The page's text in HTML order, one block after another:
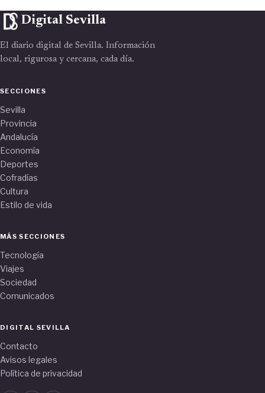
Digital Sevilla
El diario digital de Sevilla. Información
local, rigurosa y cercana, cada día.
SECCIONES
Sevilla
Provincia
Andalucía
Economía
Deportes
Cofradías
Cultura
Estilo de vida
MÁS SECCIONES
Tecnología
Viajes
Sociedad
Comunicados
DIGITAL SEVILLA
Contacto
Avisos legales
Política de privacidad